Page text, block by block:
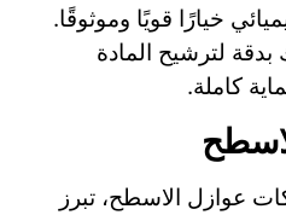
خيارًا قويًا وموثوقًا.
بدقة لترشيح المادة
كاملة.
عوازل الاسطح، تبرز